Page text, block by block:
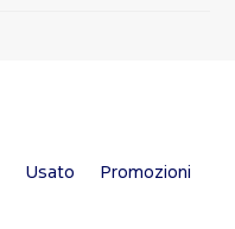
Usato Promozioni